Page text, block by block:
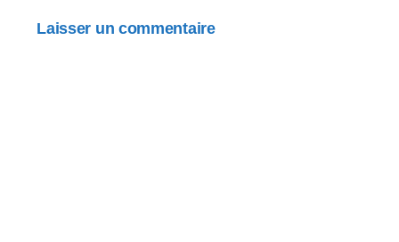
Laisser un commentaire